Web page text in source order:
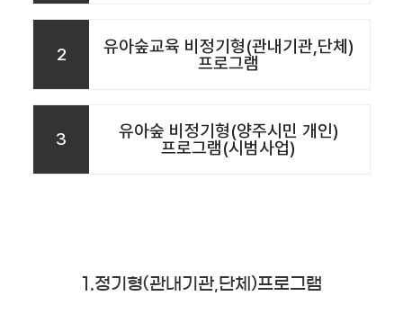
2
유아숲교육 비정기형(관내기관,단체)
프로그램
3
유아숲 비정기형(양주시민 개인)
프로그램(시범사업)
1.정기형(관내기관,단체)프로그램